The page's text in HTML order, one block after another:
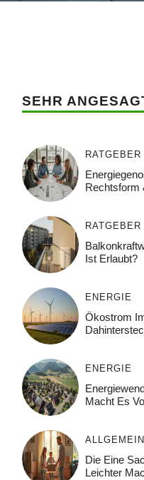
SEHR
RATGEBER
Rechtsform
RATGEBER
Ist Erlaubt?
ENERGIE
Ökostrom
ENERGIE
Macht Es
ALLGEMEIN
Die Eine
Leichter